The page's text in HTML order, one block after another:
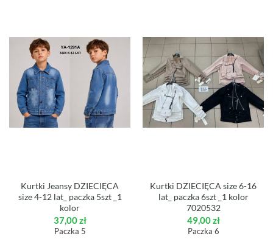
Kurtki Jeansy DZIECIĘCA
size 4-12 lat_ paczka 5szt _1
kolor
37,00zł
Paczka 5
Kurtki DZIECIĘCA size 6-16
lat_ paczka 6szt _1 kolor
7020532
49,00zł
Paczka 6